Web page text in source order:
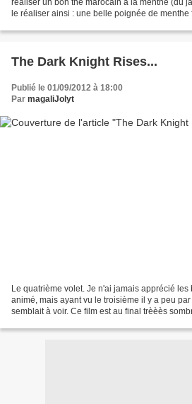
réaliser un bon thé marocain à la menthe (du
le réaliser ainsi : une belle poignée de
The Dark Knight Rises...
Publié le 01/09/2012 à 18:00
Par magaliJolyt
Le quatrième volet. Je n'ai jamais apprécié les
animé, mais ayant vu le troisième il y a peu
semblait à voir. Ce film est au final trèèès